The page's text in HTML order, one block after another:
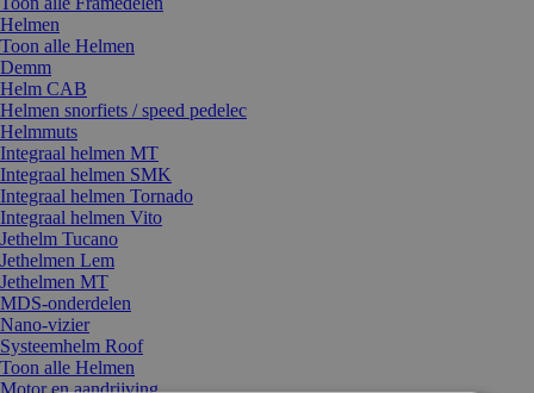
Helmen
Toon alle Helmen
Demm
Helm CAB
Helmen snorfiets / speed pedelec
Helmmuts
Integraal helmen MT
Integraal helmen SMK
Integraal helmen Tornado
Integraal helmen Vito
Jethelm Tucano
Jethelmen Lem
Jethelmen MT
MDS-onderdelen
Nano-vizier
Systeemhelm Roof
Toon alle Helmen
Motor en aandrijving